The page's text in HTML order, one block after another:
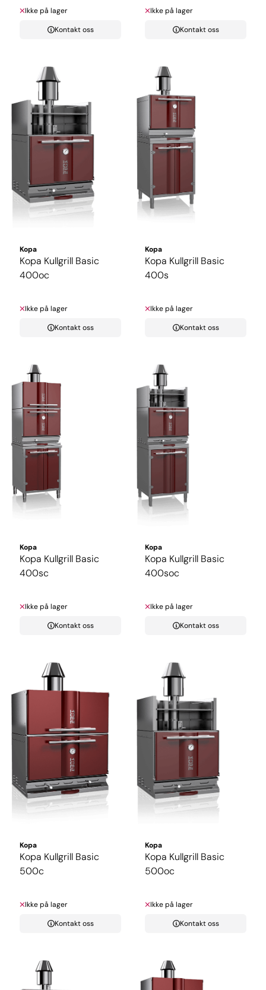
Ikke på lager
Kontakt oss
Ikke på lager
Kontakt oss
Kopa
Kopa Kullgrill Basic
400oc
Ikke på lager
Kontakt oss
Kopa
Kopa Kullgrill Basic
400s
Ikke på lager
Kontakt oss
Kopa
Kopa Kullgrill Basic
400sc
Ikke på lager
Kontakt oss
Kopa
Kopa Kullgrill Basic
400soc
Ikke på lager
Kontakt oss
Kopa
Kopa Kullgrill Basic
500c
Ikke på lager
Kontakt oss
Kopa
Kopa Kullgrill Basic
500oc
Ikke på lager
Kontakt oss